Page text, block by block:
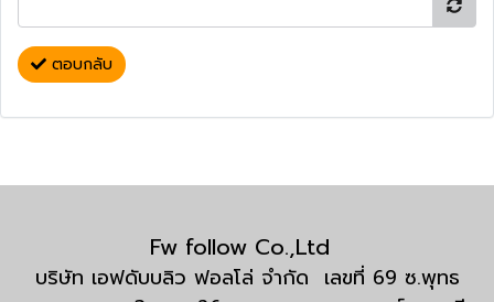
ตอบกลับ
Fw follow Co.,Ltd
บริษัท เอฟดับบลิว ฟอลโล่ จำกัด เลขที่ 69 ซ.พุทธ